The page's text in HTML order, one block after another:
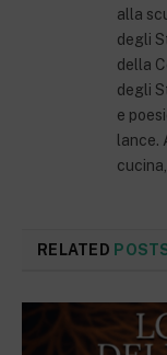
alla
degli
della
degli
e
RELATED